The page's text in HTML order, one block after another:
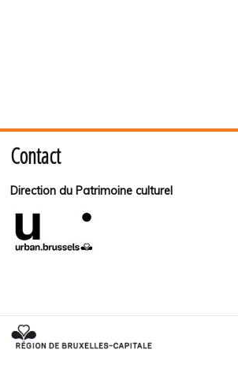
Contact
Direction du Patrimoine culturel